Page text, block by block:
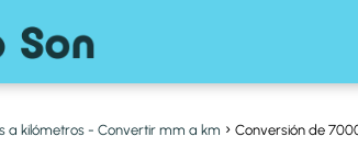
a kilómetros - Convertir mm a km Conversión de